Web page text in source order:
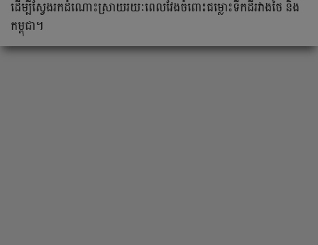
ដើម្បីស្វែងរកដំណោះស្រាយរយៈពេលវែងចំពោះជម្លោះទឹកដីរវាងថៃ និង
កម្ពុជា។